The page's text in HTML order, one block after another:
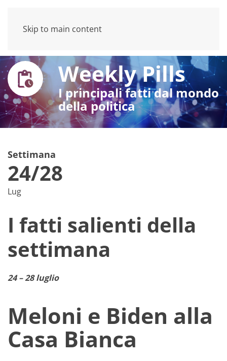
Skip to main content
Weekly Pills
I principali fatti dal mondo
della politica
Settimana
24/28
Lug
I fatti salienti della
settimana
24 – 28 luglio
Meloni e Biden alla
Casa Bianca